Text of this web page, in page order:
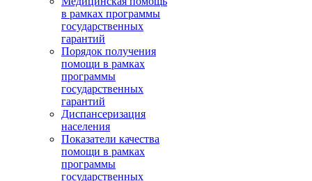
в рамках программы
государственных
гарантий
Порядок получения
помощи в рамках
программы
государственных
гарантий
Диспансеризация
населения
Показатели качества
помощи в рамках
программы
государственных